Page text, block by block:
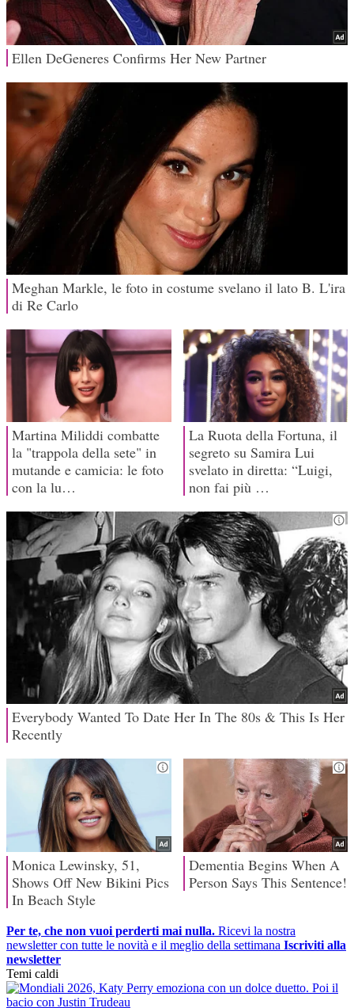
Per te, che non vuoi perderti mai nulla. Ricevi la nostra
newsletter con tutte le novità e il meglio della settimana Iscriviti alla
newsletter
Temi caldi